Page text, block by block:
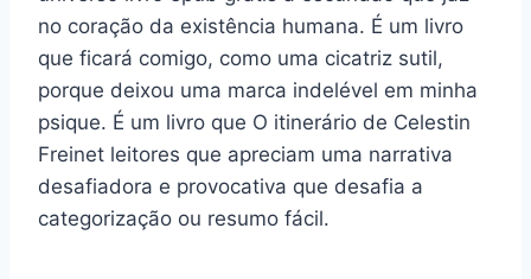
no coração da existência humana. É um livro
que ficará comigo, como uma cicatriz sutil,
porque deixou uma marca indelével em minha
psique. É um livro que O itinerário de Celestin
Freinet leitores que apreciam uma narrativa
desafiadora e provocativa que desafia a
categorização ou resumo fácil.